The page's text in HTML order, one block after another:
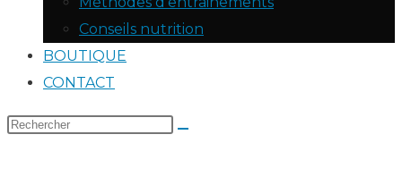
Conseils nutrition
BOUTIQUE
CONTACT